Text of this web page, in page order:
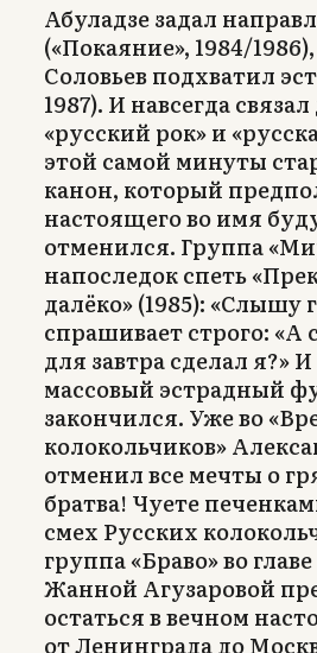
Абуладзе задал
(«Покаяние», 1984/
Соловьев подхватил
1987). И навсегда
«русский рок» и
этой самой минуты
канон, который
настоящего во имя
отменился. Группа
напоследок спеть
далёко» (1985): «Слышу
спрашивает строго: «А
для завтра сделал я?»
массовый эстрадный
закончился. Уже во
колокольчиков»
отменил все мечты о
братва! Чуете
смех Русских
группа «Браво» во
Жанной Агузаровой
остаться в вечном
от Ленинграда до